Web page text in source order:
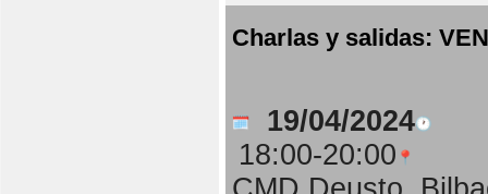
Charlas y salidas:
19/04/2024
18:00-20:00